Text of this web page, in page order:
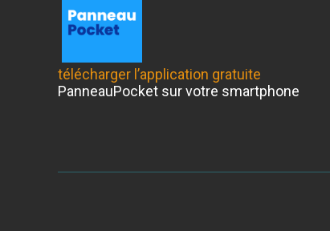
télécharger l’application gratuite
PanneauPocket sur votre smartphone